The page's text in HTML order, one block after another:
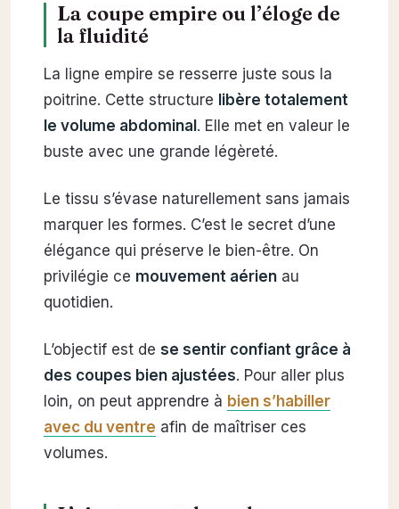
La coupe empire ou l’éloge de
la fluidité
La ligne empire se resserre juste sous la
poitrine. Cette structure libère totalement
le volume abdominal. Elle met en valeur le
buste avec une grande légèreté.
Le tissu s’évase naturellement sans jamais
marquer les formes. C’est le secret d’une
élégance qui préserve le bien-être. On
privilégie ce mouvement aérienau
quotidien.
L’objectif est de se sentir confiant grâce à
des coupes bien ajustées. Pour aller plus
loin, on peut apprendre à bien s’habiller
avec du ventre afin de maîtriser ces
volumes.